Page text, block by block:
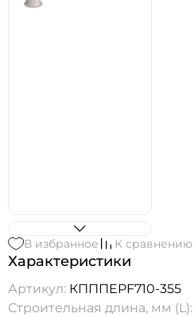
В избранное К сравнению
Характеристики
Артикул: КПППEPF710-355
Строительная длина, мм (L):